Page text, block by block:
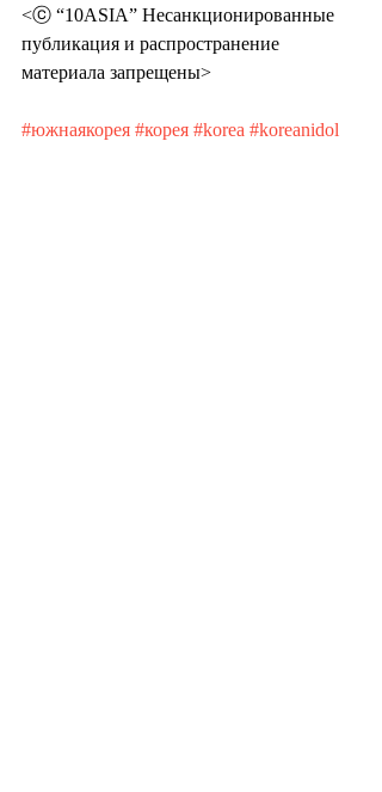
<ⓒ “10ASIA” Несанкционированные
публикация и распространение
материала запрещены>
#южнаякорея #корея #korea #koreanidol